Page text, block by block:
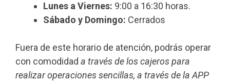
Lunes a Viernes: 9:00 a 16:30 horas.
Sábado y Domingo: Cerrados
Fuera de este horario de atención, podrás operar
con comodidad a través de los cajeros para
realizar operaciones sencillas, a través de la APP